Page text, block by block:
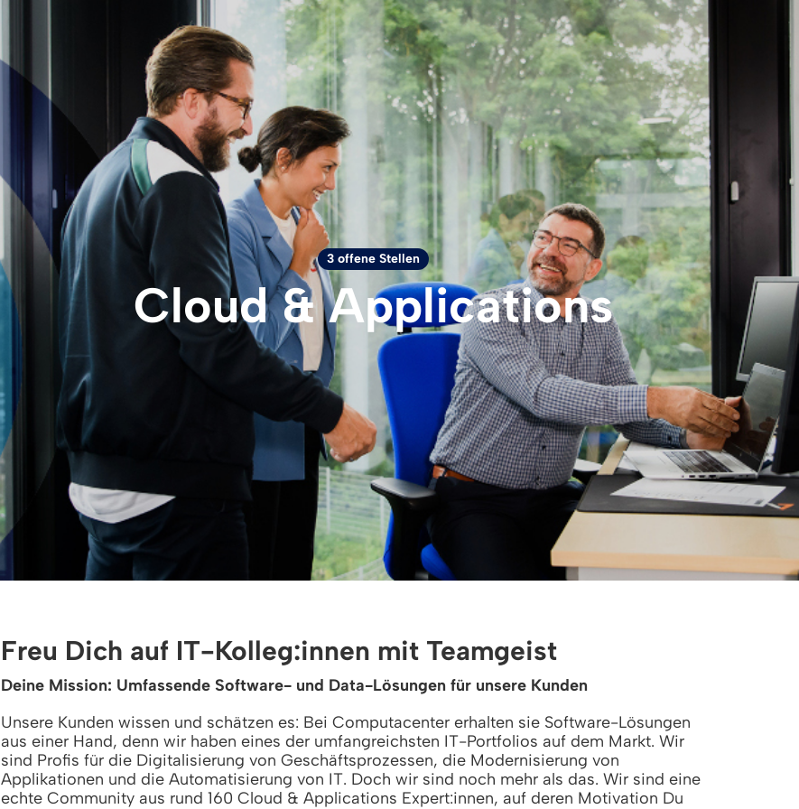
3 offene Stellen
Cloud & Applications
Freu Dich auf IT-Kolleg:innen mit Teamgeist
Deine Mission: Umfassende Software- und Data-Lösungen für unsere Kunden
Unsere Kunden wissen und schätzen es: Bei Computacenter erhalten sie Software-Lösungen
aus einer Hand, denn wir haben eines der umfangreichsten IT-Portfolios auf dem Markt. Wir
sind Profis für die Digitalisierung von Geschäftsprozessen, die Modernisierung von
Applikationen und die Automatisierung von IT. Doch wir sind noch mehr als das. Wir sind eine
echte Community aus rund 160 Cloud & Applications Expert:innen, auf deren Motivation Du